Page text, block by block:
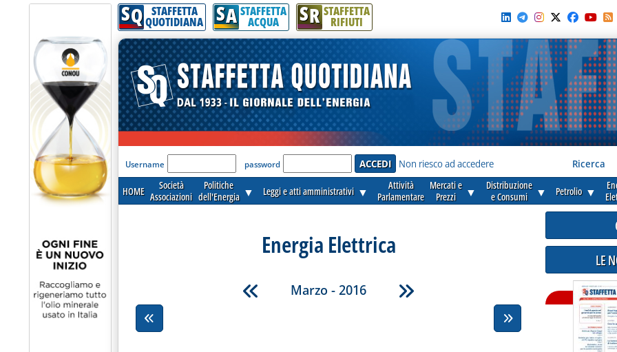
SQ STAFFETTA
QUOTIDIANA SA STAFFETTA
ACQUA SR STAFFETTA
RIFIUTI
'Modulo Login per accedere'
Username password Non riesco ad accedere Ricerca
HOME
Società
Associazioni
Politiche
dell'Energia ▼ Leggi e atti amministrativi ▼
Attività
Parlamentare
Mercati e
Prezzi
▼
Distribuzione
e Consumi
▼ Petrolio ▼
Energia Elettrica
Marzo - 2016
LE